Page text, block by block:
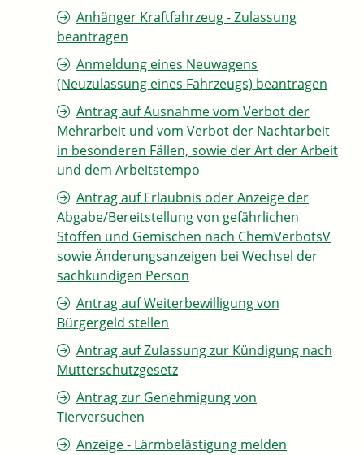
Anhänger Kraftfahrzeug - Zulassung
beantragen
Anmeldung eines Neuwagens
(Neuzulassung eines Fahrzeugs) beantragen
Antrag auf Ausnahme vom Verbot der
Mehrarbeit und vom Verbot der Nachtarbeit
in besonderen Fällen, sowie der Art der Arbeit
und dem Arbeitstempo
Antrag auf Erlaubnis oder Anzeige der
Abgabe/Bereitstellung von gefährlichen
Stoffen und Gemischen nach ChemVerbotsV
sowie Änderungsanzeigen bei Wechsel der
sachkundigen Person
Antrag auf Weiterbewilligung von
Bürgergeld stellen
Antrag auf Zulassung zur Kündigung nach
Mutterschutzgesetz
Antrag zur Genehmigung von
Tierversuchen
Anzeige - Lärmbelästigung melden